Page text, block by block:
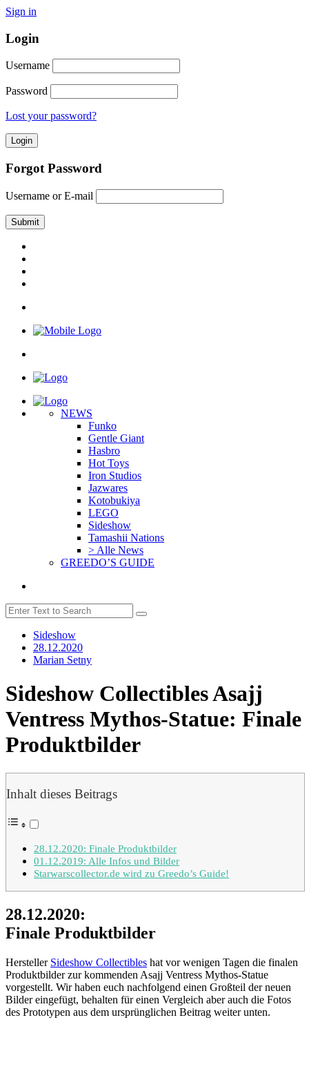
Sign in
Login
Username
Password
Lost your password?
Forgot Password
Username or E-mail
NEWS
Funko
Gentle Giant
Hasbro
Hot Toys
Iron Studios
Jazwares
Kotobukiya
LEGO
Sideshow
Tamashii Nations
> Alle News
GREEDO’S GUIDE
Sideshow
28.12.2020
Marian Setny
Sideshow Collectibles Asajj
Ventress Mythos-Statue: Finale
Produktbilder
Inhalt dieses Beitrags
28.12.2020: Finale Produktbilder
01.12.2019: Alle Infos und Bilder
Starwarscollector.de wird zu Greedo’s Guide!
28.12.2020:
Finale Produktbilder
Hersteller Sideshow Collectibles hat vor wenigen Tagen die finalen
Produktbilder zur kommenden Asajj Ventress Mythos-Statue
vorgestellt. Wir haben euch nachfolgend einen Großteil der neuen
Bilder eingefügt, behalten für einen Vergleich aber auch die Fotos
des Prototypen aus dem ursprünglichen Beitrag weiter unten.